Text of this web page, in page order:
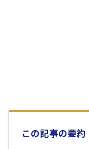
この記事の要約